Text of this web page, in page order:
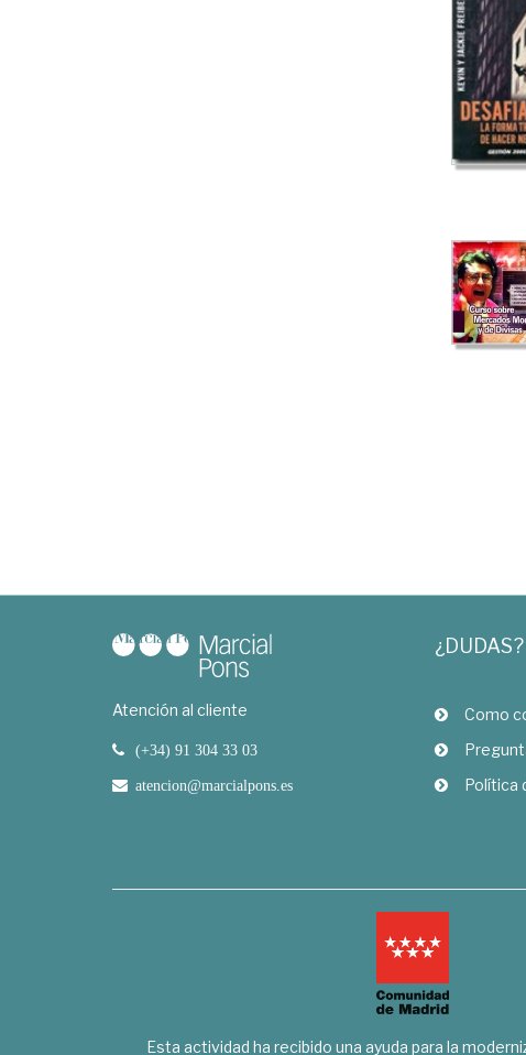
Atención al cliente
(+34) 91 304 33 03
atencion@marcialpons.es
¿DUDAS?
Como
Política
Esta actividad ha recibido una ayuda para la